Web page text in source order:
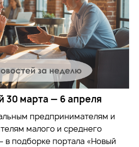
30 марта — 6 апреля
предпринимателям и
малого и среднего
в подборке портала «Новый